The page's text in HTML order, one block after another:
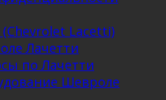
Lacetti)
Лачетти
по Лачетти
Шевроле